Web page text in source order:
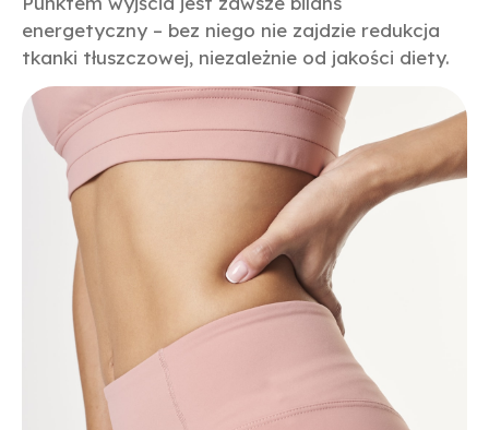
energetyczny – bez niego nie zajdzie redukcja
tkanki tłuszczowej, niezależnie od jakości diety.